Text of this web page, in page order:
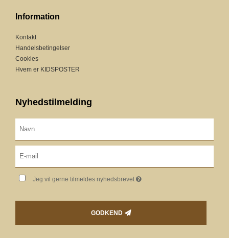
Information
Kontakt
Handelsbetingelser
Cookies
Hvem er KIDSPOSTER
Nyhedstilmelding
Jeg vil gerne tilmeldes nyhedsbrevet
GODKEND